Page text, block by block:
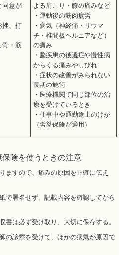
同意が
挫、打
骨・筋
よる肩こり・膝の痛みなど
・運動後の筋肉疲労
・病気（神経痛・リウマ
チ・椎間板ヘルニアなど）
の痛み
・脳疾患の後遺症や慢性病
からくる痛みやしびれ
・症状の改善がみられない
長期の施術
・医療機関で同じ部位の治
療を受けているとき
・仕事中や通勤途上のけが
（労災保険が適用）
険を使うときの注意
ますので、痛みの原因を正確に伝え
で署名せず、記載内容を確認してから
書は必ず受け取り、大切に保存する。
の診察を受けて、ほかの病気が原因で